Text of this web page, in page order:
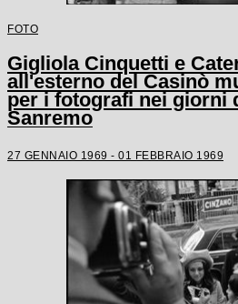
FOTO
Gigliola Cinquetti e
all'esterno del Casinò
per i fotografi nei giorni
Sanremo
27 GENNAIO 1969 - 01 FEBBRAIO 1969